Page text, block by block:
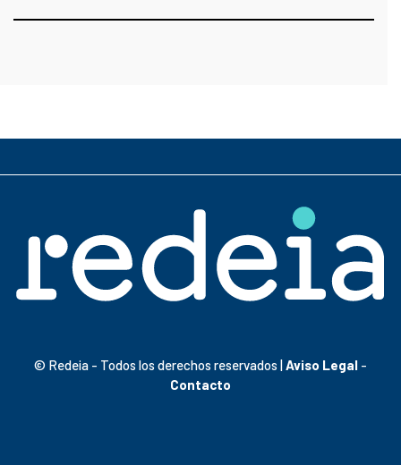
© Redeia - Todos los derechos reservados |Aviso Legal -
Contacto